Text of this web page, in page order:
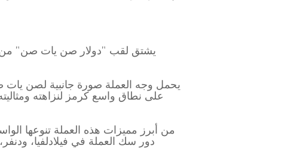
يشتق لقب "دولار صن يات صن" من
يحمل وجه العملة صورة جانبية لصن يات
دور سك العملة في فيلادلفيا،